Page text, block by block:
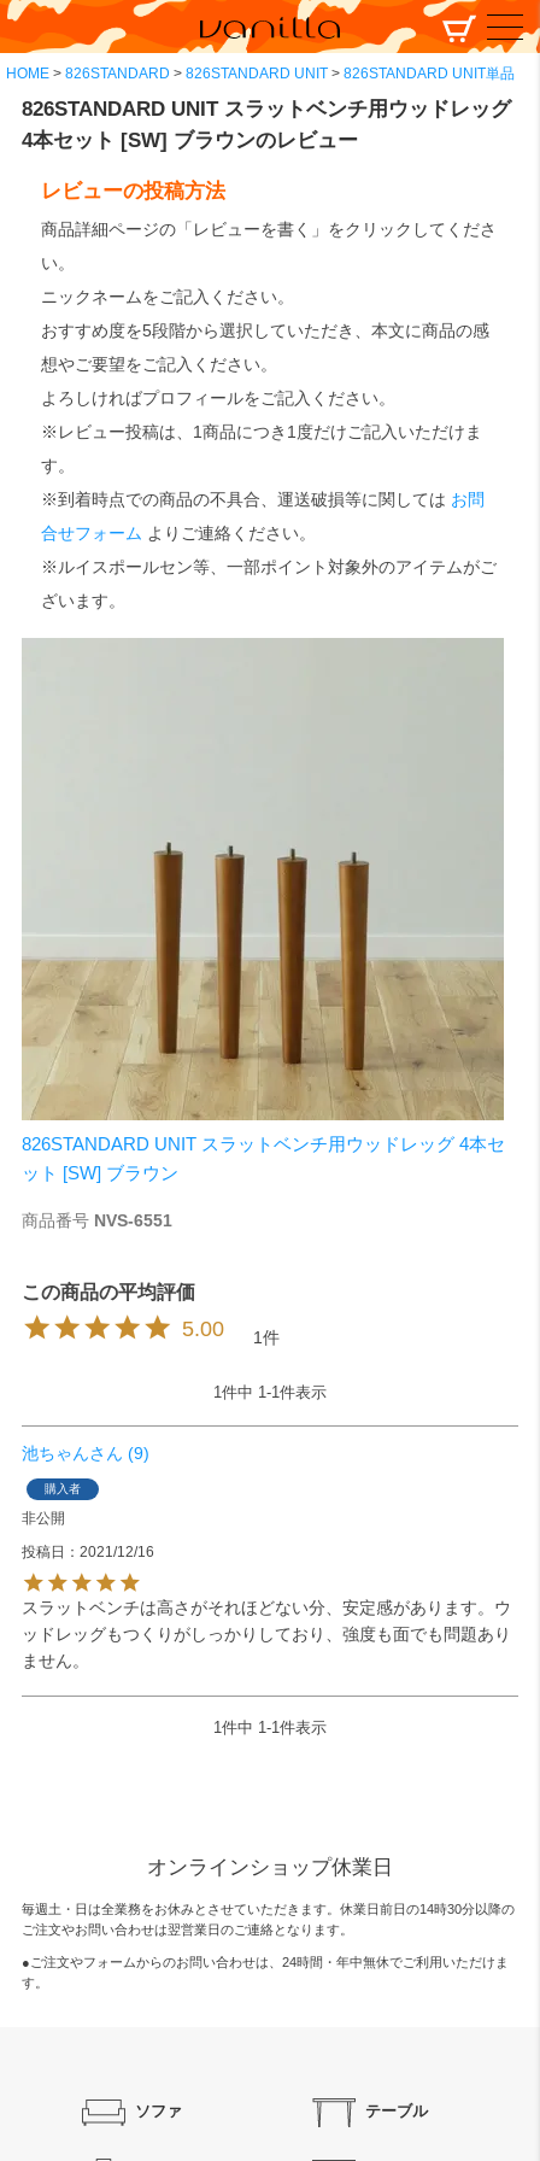
HOME 826STANDARD 826STANDARD UNIT 826STANDARD UNIT単品
826STANDARD UNIT スラットベンチ用ウッドレッグ
4本セット [SW] ブラウンのレビュー
レビューの投稿方法
商品詳細ページの「レビューを書く」をクリックしてくださ
い。
ニックネームをご記入ください。
おすすめ度を5段階から選択していただき、本文に商品の感
想やご要望をご記入ください。
よろしければプロフィールをご記入ください。
※レビュー投稿は、1商品につき1度だけご記入いただけま
す。
※到着時点での商品の不具合、運送破損等に関しては お問
合せフォーム よりご連絡ください。
※ルイスポールセン等、一部ポイント対象外のアイテムがご
ざいます。
826STANDARD UNIT スラットベンチ用ウッドレッグ 4本セ
ット [SW] ブラウン
商品番号 NVS-6551
5.00 1
1件中 1-1件表示
池ちゃん 9
購入者
非公開
投稿日
2021/12/16
スラットベンチは高さがそれほどない分、安定感があります。ウ
ッドレッグもつくりがしっかりしており、強度も面でも問題あり
ません。
1件中 1-1件表示
オンラインショップ休業日
毎週土・日は全業務をお休みとさせていただきます。休業日前日の14時30分以降の
ご注文やお問い合わせは翌営業日のご連絡となります。
●ご注文やフォームからのお問い合わせは、 24時間・年中無休でご利用いただけま
す。
ソファ テーブル